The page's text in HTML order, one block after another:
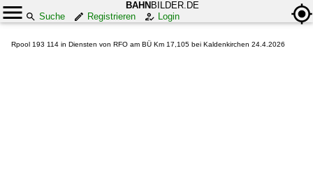
BAHN BILDER.DE
Suche
Registrieren Login
Rpool 193 114 in Diensten von RFO am BÜ Km 17,105 bei Kaldenkirchen 24.4.2026